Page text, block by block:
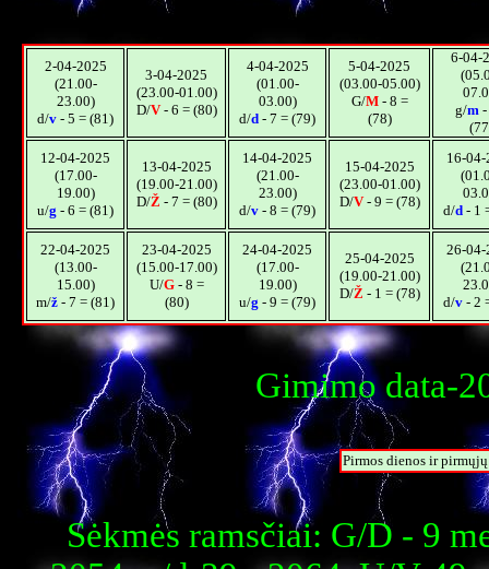
2-04-2025
(21.00-
23.00)
d/v - 5 = (81)
3-04-2025
(23.00-01.00)
D/V- 6 = (80)
4-04-2025
(01.00-
03.00)
d/d - 7 = (79)
5-04-2025
(03.00-05.00)
G/M- 8 =
(78)
6-04-
g/m-
12-04-2025
(17.00-
19.00)
u/g - 6 = (81)
13-04-2025
(19.00-21.00)
D/Ž - 7 = (80)
14-04-2025
(21.00-
23.00)
d/v - 8 = (79)
15-04-2025
(23.00-01.00)
D/V- 9 = (78)
16-
d/d - 1
22-04-2025
(13.00-
15.00)
m/ž - 7 = (81)
23-04-2025
(15.00-17.00)
U/G- 8 =
(80)
24-04-2025
(17.00-
19.00)
u/g - 9 = (79)
25-04-2025
(19.00-21.00)
D/Ž - 1 = (78)
26-04-
d/v - 2
Gimimo data-
Pirmos dienos ir
Sėkmės ramsčiai: G/D - 9